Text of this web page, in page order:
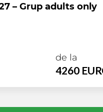
– Grup adults only
de la
4260